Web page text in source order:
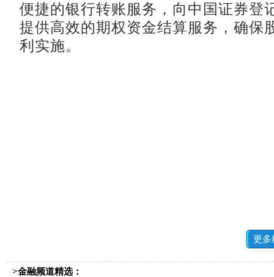
便捷的银行转账服务，向中国证券登
提供高效的期权资金结算服务，确保
利实施。
更多
>金融频道精选：